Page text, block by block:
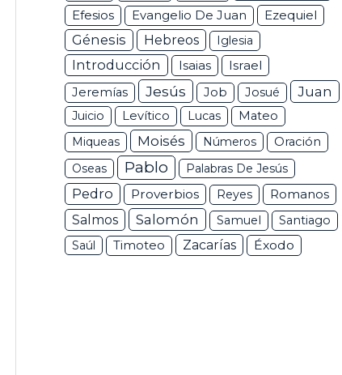
Efesios Evangelio De Juan Ezequiel
Génesis Hebreos Iglesia
Introducción Isaias Israel
Jeremías Jesús Job Josué Juan
Juicio Levítico Lucas
Mateo
Miqueas
Moisés Números
Oración
Oseas
Pablo Palabras De Jesús
Pedro Proverbios Reyes
Romanos
Salmos
Salomón Samuel
Santiago
Saúl
Timoteo Zacarías Éxodo